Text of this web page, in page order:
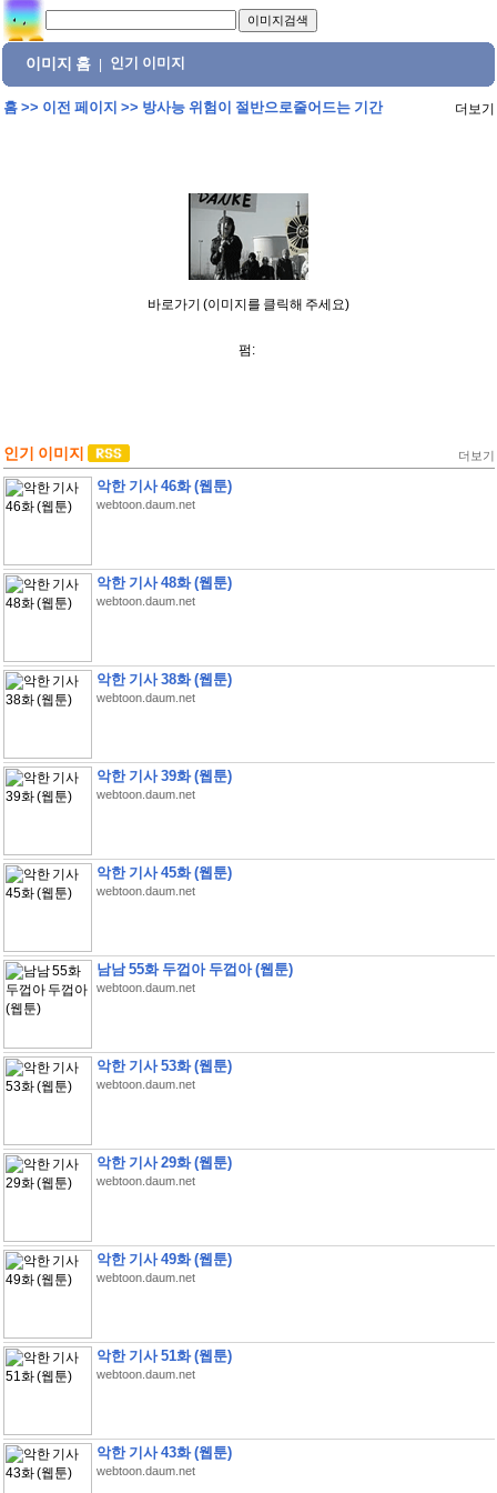
이미지 홈 인기 이미지
홈>> 이전 페이지 >> 방사능 위험이 절반으로줄어드는 기간 더보기
바로가기 (이미지를 클릭해 주세요)
펌:
인기 이미지 더보기
악한 기사 46화 (웹툰)
webtoon.daum.net
악한 기사 48화 (웹툰)
webtoon.daum.net
악한 기사 38화 (웹툰)
webtoon.daum.net
악한 기사 39화 (웹툰)
webtoon.daum.net
악한 기사 45화 (웹툰)
webtoon.daum.net
남남 55화 두껍아 두껍아 (웹툰)
webtoon.daum.net
악한 기사 53화 (웹툰)
webtoon.daum.net
악한 기사 29화 (웹툰)
webtoon.daum.net
악한 기사 49화 (웹툰)
webtoon.daum.net
악한 기사 51화 (웹툰)
webtoon.daum.net
악한 기사 43화 (웹툰)
webtoon.daum.net